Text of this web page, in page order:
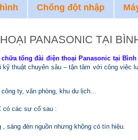
Chống đột nhập
PANASONIC TẠI
ữa tổng đài điện thoại Panasonic tại
kỹ thuật chuyên sâu – tận tâm với công việc
ty, văn phòng, khu du lịch...
có các sự cố sau :
, sáng đèn nguồn nhưng khộng có tín hiệu.